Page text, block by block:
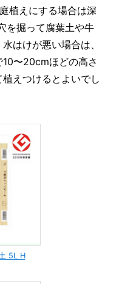
植えにする場合は深
を掘って腐葉土や牛
はけが悪い場合は、
〜20cmほどの高さ
えつけるとよいでし
5L H